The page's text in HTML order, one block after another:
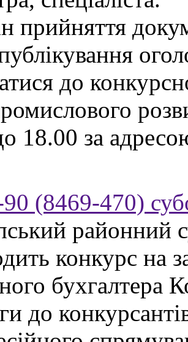
прийняття
до
18.00 за
(8469-470)
районний
конкурс на
бухгалтера
до